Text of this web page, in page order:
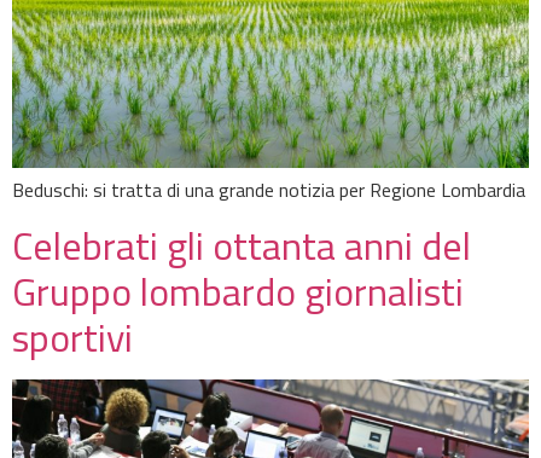
Beduschi: si tratta di una grande notizia per Regione Lombardia
Celebrati gli ottanta anni del
Gruppo lombardo giornalisti
sportivi